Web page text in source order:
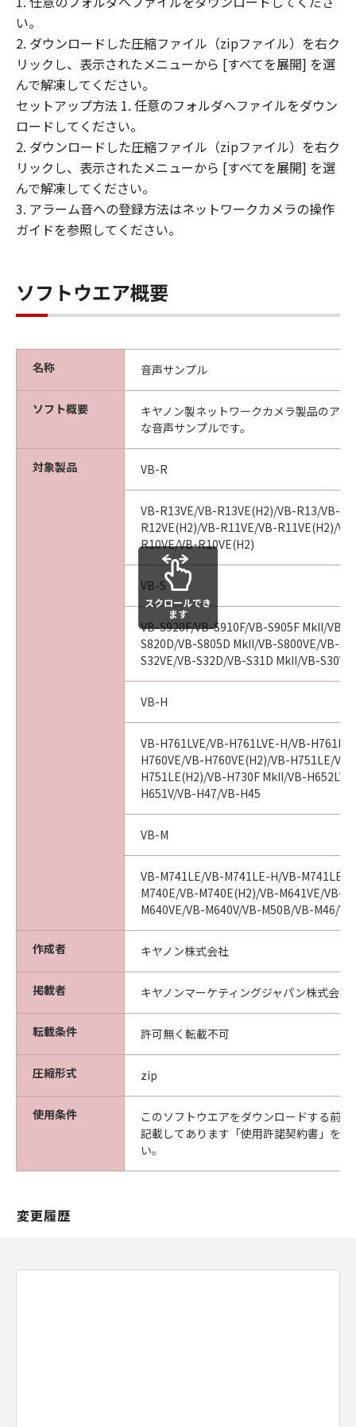
部または一部を修正、改変、リバース・エ
ンジニアリング、逆コンパイル、逆アセン
ブルまたは他のプログラミング言語へ変換
することはできません。また、第三者にこ
のような行為をさせてはなりません。
(4) 本契約に明示的に定める場合を除き、
お客様は、「許諾ソフトウェア」を再使用
許諾、譲渡、販売、頒布、賃貸、リースも
しくは貸与すること、または複製もしくは
翻訳することはできません。
(1) 「許諾ソフトウェア」は、『現状のま
ま（AS-IS）』の状態で使用許諾されます。
キヤノン、キヤノンの子会社、それらの販
ェア」に関して、商品性および特定の目的
欠陥がないことを含め、いかなる保証もし
(2) キヤノンは、お客様の正当な入手を証
するものにより証される、お客様の「許諾
ソフトウェア」の入手日より90日の間、通
常の使用状態において、「許諾ソフトウェ
ア」が記録された媒体（以下「メディア」
といいます。）に物理的な欠陥がないこと
を保証します。キヤノン、キヤノンの子会
社、キヤノンの関連会社、それらの販売代
理店および販売店のすべての責任及びお客
様の唯一の救済は、かかる保証を満たさな
い「メディア」の交換のみとします。但
し、かかる保証は、「メディア」の欠陥
が、「許諾ソフトウェア」の事故、誤用、
るものとします。
(3) キヤノン、キヤノンの子会社、それら
の販売代理店および販売店は、「許諾ソフ
トウェア」の使用または使用不能から生ず
るいかなる損害（逸失利益およびその他の
派生的または付随的な損害を含むがこれら
に限定されない）について、一切責任を負
わないものとします。たとえ、キヤノン、
キヤノンの子会社、それらの販売代理店ま
たは販売店がかかる損害の可能性について
知らされていた場合でも同様です。
(4) キヤノン、キヤノンの子会社、それら
の販売代理店および販売店は、「許諾ソフ
客様と第三者との間に生じるいかなる紛争
ます。
サポートおよびアップデート
キヤノン、キヤノンの子会社、それらの販
売代理店および販売店は、「許諾ソフトウ
ェア」のメンテナンスおよびお客様による
るアップデート、バグの修正またはサポー
い。
2. ダウンロードした圧縮ファイル（zipファイル）を右ク
リックし、表示されたメニューから [すべてを展開] を選
んで解凍してください。
セットアップ方法 1. 任意のフォルダへファイルをダウン
ロードしてください。
2. ダウンロードした圧縮ファイル（zipファイル）を右ク
リックし、表示されたメニューから [すべてを展開] を選
んで解凍してください。
3. アラーム音への登録方法はネットワークカメラの操作
ガイドを参照してください。
ソフトウエア概要
名称 音声サンプル
ソフト概要
キヤノン製ネットワークカメラ製品のア
な音声サンプルです。
対象製品 VB-R
VB-R13VE/VB-R13VE(H2)/VB-R13/VB-
R12VE(H2)/VB-R11VE/VB-R11VE(H2)/
R10VE/VB-R10VE(H2)
VB-S
VB-S920F/VB-S910F/VB-S905F MkII/VB-
S820D/VB-S805D MkII/VB-S800VE/VB-
S32VE/VB-S32D/VB-S31D MkII/VB-
VB-H
VB-H761LVE/VB-H761LVE-H/VB-
H760VE/VB-H760VE(H2)/VB-H751LE/
H751LE(H2)/VB-H730F MkII/VB-
H651V/VB-H47/VB-H45
VB-M
VB-M741LE/VB-M741LE-H/VB-
M740E/VB-M740E(H2)/VB-M641VE/VB-
M640VE/VB-M640V/VB-M50B/VB-M46/
作成者 キヤノン株式会社
掲載者 キヤノンマーケティングジャパン株式会社
転載条件 許可無く転載不可
圧縮形式 zip
使用条件
このソフトウエアをダウンロードする前
記載してあります「使用許諾契約書」を
い。
スクロールでき
ます
変更履歴